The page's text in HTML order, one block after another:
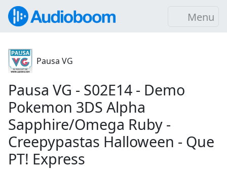
Menu
Pausa VG
Pausa VG - S02E14 - Demo
Pokemon 3DS Alpha
Sapphire/Omega Ruby -
Creepypastas Halloween - Que
PT! Express